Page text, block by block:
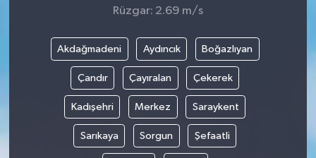
Rüzgar: 2.69 m/s
Akdağmadeni Aydıncık Boğazlıyan
Çandır Çayıralan Çekerek
Kadışehri Merkez Saraykent
Sarıkaya Sorgun Şefaatli